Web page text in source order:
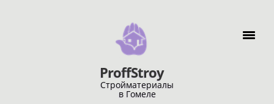
Перейти к содержимому
ProffStroy
Стройматериалы
в Гомеле